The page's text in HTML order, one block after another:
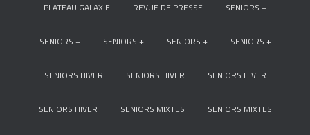
PLATEAU GALAXIE REVUE DE PRESSE SENIORS +
SENIORS + SENIORS + SENIORS + SENIORS +
SENIORS HIVER SENIORS HIVER SENIORS HIVER
SENIORS HIVER SENIORS MIXTES SENIORS MIXTES